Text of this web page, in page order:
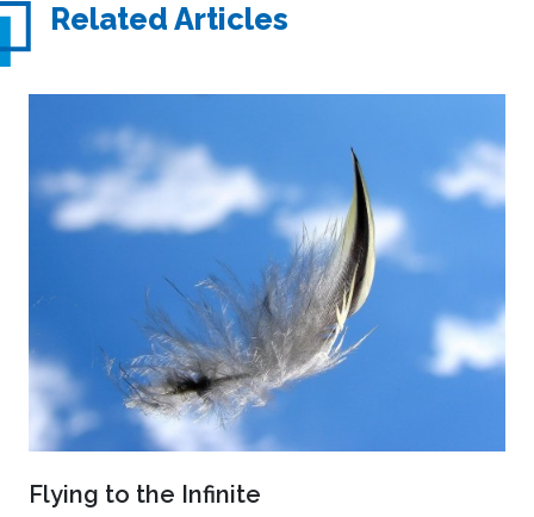
Related Articles
Flying to the Infinite